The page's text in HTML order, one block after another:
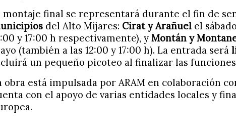
montaje final se representará durante el fin de
del Alto Mijares: Cirat y Arañuel el
y 17:00 h respectivamente), y Montán y
(también a las 12:00 y 17:00 h). La entrada será
un pequeño picoteo al finalizar las
obra está impulsada por ARAM en colaboración
con el apoyo de varias entidades locales y